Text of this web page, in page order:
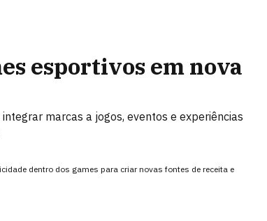
esportivos em nova
marcas a jogos, eventos e experiências
dentro dos games para criar novas fontes de receita e